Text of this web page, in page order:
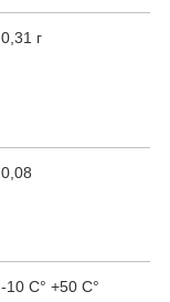
0,31 г
0,08
-10 C° +50 C°